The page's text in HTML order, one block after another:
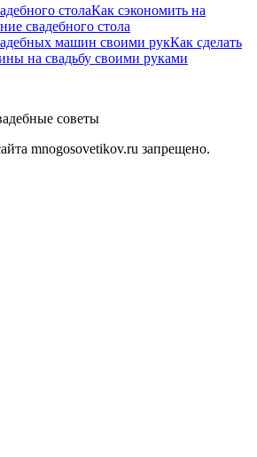
Как сэкономить на
свадебного стола
Как сделать
на свадьбу своими руками
советы
mnogosovetikov.ru запрещено.